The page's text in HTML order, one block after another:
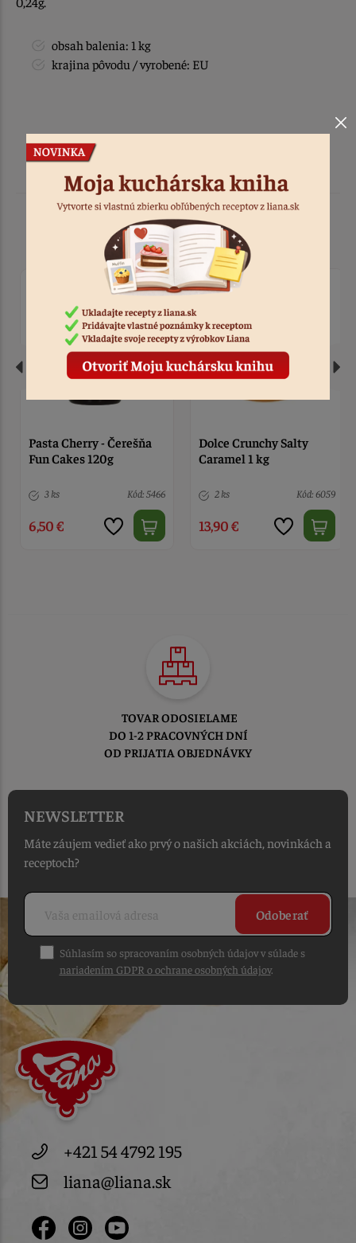
obsah balenia: 1 kg
krajina pôvodu / vyrobené: EU
Podobné produkty
Pasta Cherry - Čerešňa
Fun Cakes 120g
3 ks Kód: 5466
6,50 €
Dolce Crunchy Salty
Caramel 1 kg
2 ks Kód: 6059
13,90 €
TOVAR ODOSIELAME
DO 1-2 PRACOVNÝCH DNÍ
OD PRIJATIA OBJEDNÁVKY
NEWSLETTER
Máte záujem vedieť ako prvý o našich akciách, novinkách a
receptoch?
Odoberať
Súhlasím so spracovaním osobných údajov v súlade s
nariadením GDPR o ochrane osobných údajov.
+421 54 4792 195
liana@liana.sk